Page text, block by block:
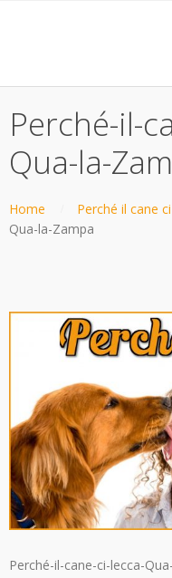
Perché-il-
Qua-la-
Home Perché il cane
Qua-la-Zampa
Perché-il-cane-ci-lecca-